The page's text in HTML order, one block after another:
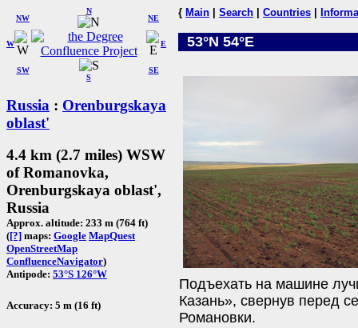
W
NW
N
NE
SW
S
SE
E
Russia : Orenburgskaya
oblast'
4.4 km (2.7 miles) WSW
of Romanovka,
Orenburgskaya oblast',
Russia
Approx. altitude: 233 m (764 ft)
([?] maps: Google MapQuest
OpenStreetMap
ConfluenceNavigator)
Antipode: 53°S 126°W
Accuracy: 5 m (16 ft)
{ Main Search Countries
53°N 54°E
Подъехать на машине
Казань», свернув перед
Романовки.